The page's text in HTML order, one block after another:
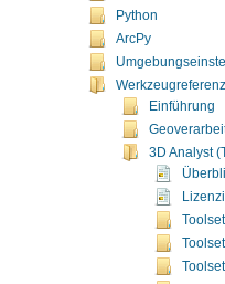
Python
ArcPy
Werkzeugreferenz
Einführung
3D Analyst